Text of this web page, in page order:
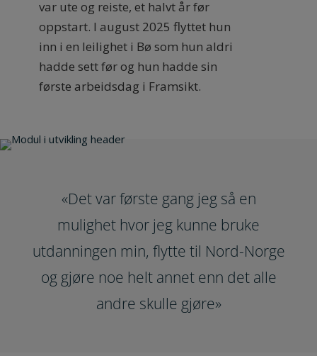
var ute og reiste, et halvt år før
oppstart. I august 2025 flyttet hun
inn i en leilighet i Bø som hun aldri
hadde sett før og hun hadde sin
første arbeidsdag i Framsikt.
«Det var første gang jeg så en
mulighet hvor jeg kunne bruke
utdanningen min, flytte til Nord-Norge
og gjøre noe helt annet enn det alle
andre skulle gjøre»